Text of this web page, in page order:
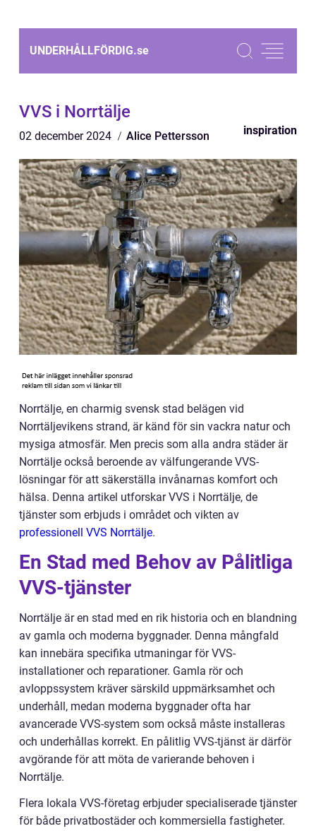
UNDERHÅLLFÖRDIG.se
VVS i Norrtälje
02 december 2024 Alice Pettersson inspiration
Norrtälje, en charmig svensk stad belägen vid
Norrtäljevikens strand, är känd för sin vackra natur och
mysiga atmosfär. Men precis som alla andra städer är
Norrtälje också beroende av välfungerande VVS-
lösningar för att säkerställa invånarnas komfort och
hälsa. Denna artikel utforskar VVS i Norrtälje, de
tjänster som erbjuds i området och vikten av
professionell VVS Norrtälje.
En Stad med Behov av Pålitliga
VVS-tjänster
Norrtälje är en stad med en rik historia och en blandning
av gamla och moderna byggnader. Denna mångfald
kan innebära specifika utmaningar för VVS-
installationer och reparationer. Gamla rör och
avloppssystem kräver särskild uppmärksamhet och
underhåll, medan moderna byggnader ofta har
avancerade VVS-system som också måste installeras
och underhållas korrekt. En pålitlig VVS-tjänst är därför
avgörande för att möta de varierande behoven i
Norrtälje.
Flera lokala VVS-företag erbjuder specialiserade tjänster
för både privatbostäder och kommersiella fastigheter.